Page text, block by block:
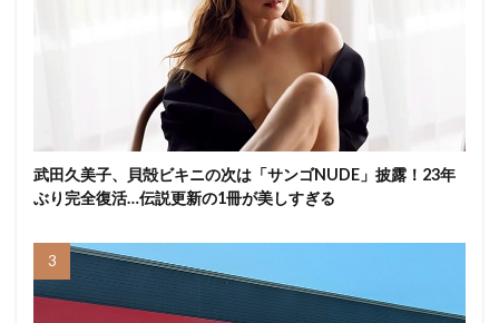
武田久美子、貝殻ビキニの次は「サンゴNUDE」披露！23年
ぶり完全復活…伝説更新の1冊が美しすぎる